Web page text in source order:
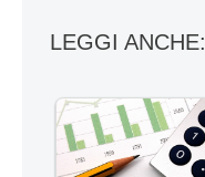
LEGGI ANCHE: